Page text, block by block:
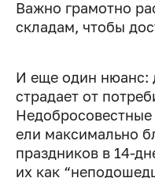
Важно грамотно
складам, чтобы
И еще один нюанс:
страдает от
ели максимально
праздников в 14-
их как